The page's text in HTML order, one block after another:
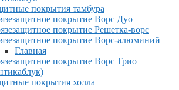
покрытия тамбура
покрытие Ворс Дуо
покрытие Решетка-ворс
покрытие Ворс-алюминий
Главная
покрытие Ворс Трио
покрытия холла